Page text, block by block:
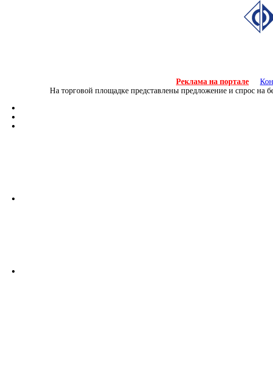
Реклама на портале
На торговой площадке представлены предложение и спрос на